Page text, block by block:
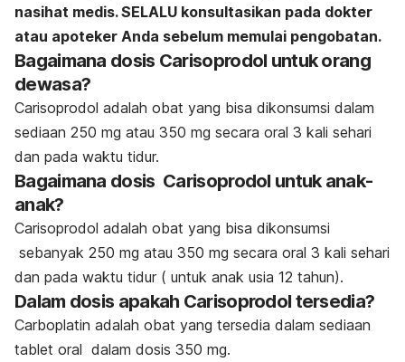
nasihat medis. SELALU konsultasikan pada dokter
atau apoteker Anda sebelum memulai pengobatan.
Bagaimana dosis Carisoprodol untuk orang
dewasa?
Carisoprodol adalah obat yang bisa dikonsumsi dalam
sediaan 250 mg atau 350 mg secara oral 3 kali sehari
dan pada waktu tidur.
Bagaimana dosis Carisoprodol untuk anak-
anak?
Carisoprodol adalah obat yang bisa dikonsumsi
sebanyak 250 mg atau 350 mg secara oral 3 kali sehari
dan pada waktu tidur ( untuk anak usia 12 tahun).
Dalam dosis apakah Carisoprodol tersedia?
Carboplatin adalah obat yang tersedia dalam sediaan
tablet oral dalam dosis 350 mg.